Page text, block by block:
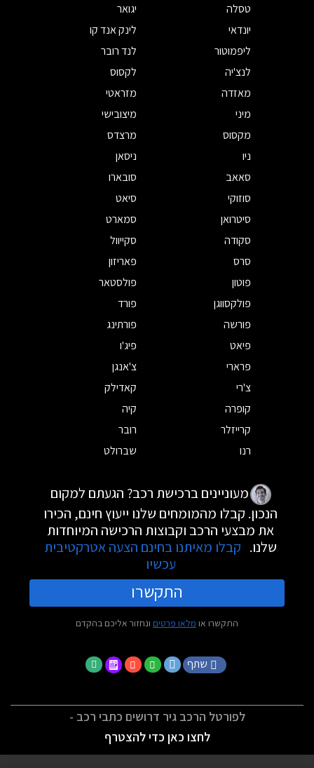
טסלה
יגואר
יונדאי
לינק אנד קו
ליפמוטור
לנד רובר
לנצ'יה
לקסוס
מאזדה
מזראטי
מיני
מיצובישי
מקסוס
מרצדס
ניו
ניסאן
סאאב
סובארו
סוזוקי
סיאט
סיטרואן
סמארט
סקודה
סקייוול
סרס
פאריזון
פוטון
פולסטאר
פולקסווגן
פורד
פורשה
פורתינג
פיאט
פיג'ו
פרארי
צ'אנגן
צ'רי
קאדילק
קופרה
קיה
קרייזלר
רובר
רנו
שברולט
מעוניינים ברכישת רכב? הגעתם למקום
הנכון. קבלו מהמומחים שלנו ייעוץ חינם, הכירו
את מבצעי הרכב וקבוצות הרכישה המיוחדות
שלנו. קבלו מאיתנו בחינם הצעה אטרקטיבית
עכשיו
התקשרו
התקשרו או מלאו פרטים ונחזור אליכם בהקדם
שתף
לפורטל הרכב גיר דרושים כתבי רכב -
לחצו כאן כדי להצטרף